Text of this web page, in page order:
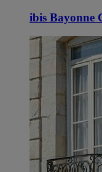
ibis Bayonne